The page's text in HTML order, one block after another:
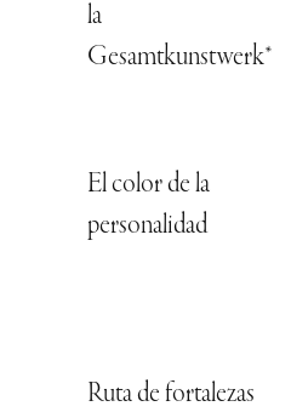
la
Gesamtkunstwerk*
El color de la
personalidad
Ruta de fortalezas